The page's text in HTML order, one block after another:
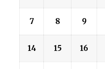
7 8 9
14 15 16